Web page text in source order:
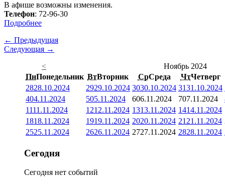
В афише возможны изменения.
Телефон: 72-96-30
Подробнее
← Предыдущая
Следующая →
<
Ноябрь 2024
ПнПонедельник ВтВторник СрСреда ЧтЧетверг
2828.10.2024 2929.10.2024 3030.10.2024 3131.10.2024
404.11.2024 505.11.2024 606.11.2024 707.11.2024
1111.11.2024 1212.11.2024 1313.11.2024 1414.11.2024
1818.11.2024 1919.11.2024 2020.11.2024 21 21.11.2024
2525.11.2024 2626.11.2024 2727.11.2024 2828.11.2024
Сегодня
Сегодня нет событий